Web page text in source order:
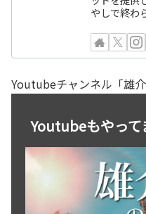
やしで終わ
Youtubeチャンネル「雄介
Youtubeもやっ